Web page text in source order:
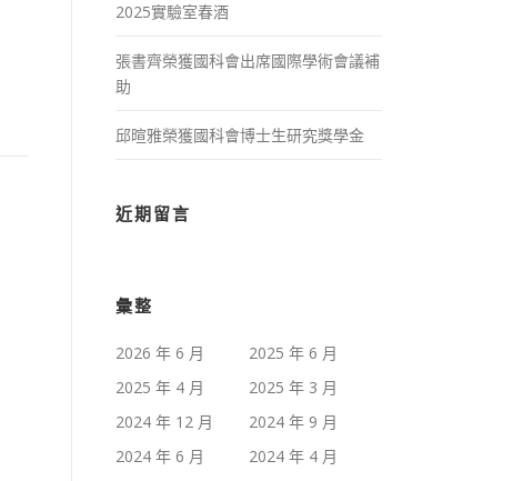
2025實驗室春酒
張書齊榮獲國科會出席國際學術會議補
助
邱暄雅榮獲國科會博士生研究獎學金
近期留言
彙整
2026 年 6 月
2025 年 6 月
2025 年 4 月
2025 年 3 月
2024 年 12 月
2024 年 9 月
2024 年 6 月
2024 年 4 月